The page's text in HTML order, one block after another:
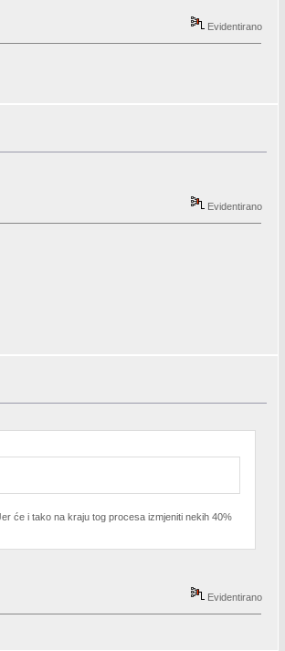
Evidentirano
Evidentirano
će i tako na kraju tog procesa izmjeniti nekih 40%
Evidentirano